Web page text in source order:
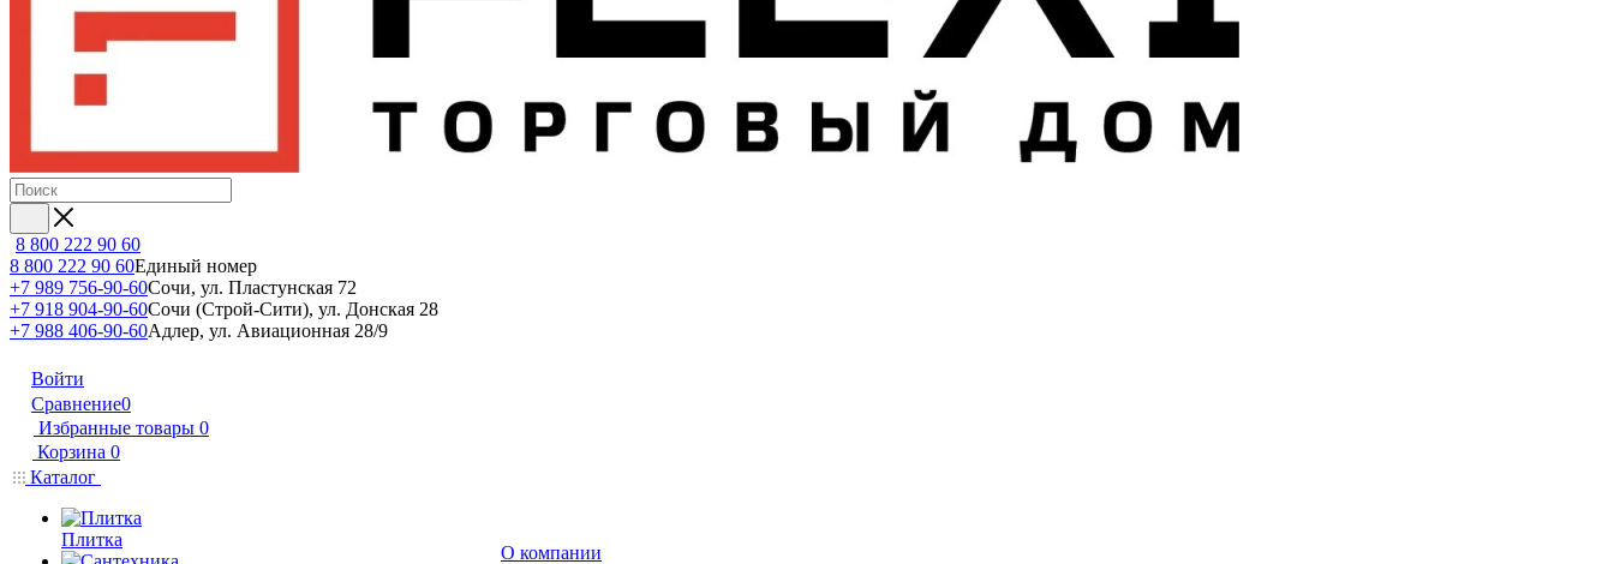
8 800 222 90 60
8 800 222 90 60Единый номер
+7 989 756-90-60Сочи, ул. Пластунская 72
+7 918 904-90-60Сочи (Строй-Сити), ул. Донская 28
+7 988 406-90-60Адлер, ул. Авиационная 28/9
Войти
Сравнение0
Избранные товары 0
Корзина 0
Каталог
Плитка
О компании